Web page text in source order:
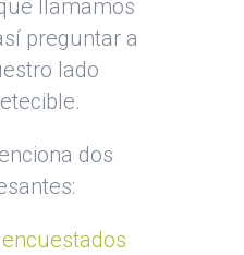
llamamos
preguntar a
lado
dos